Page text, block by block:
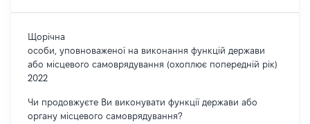
Щорічна
особи, уповноваженої на виконання функцій держави
або місцевого самоврядування (охоплює попередній рік)
2022
Чи продовжуєте Ви виконувати функції держави або
органу місцевого самоврядування?